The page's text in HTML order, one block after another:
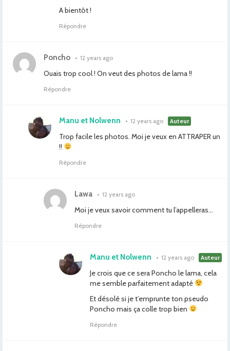
A bientôt !
Répondre
Poncho • 12 years ago
Ouais trop cool ! On veut des photos de lama !!
Répondre
Manu et Nolwenn • 12 years ago Auteur
Trop facile les photos. Moi je veux en ATTRAPER un
!!
Répondre
Lawa • 12 years ago
Moi je veux savoir comment tu l’appelleras…
Répondre
Manu et Nolwenn • 12 years ago Auteur
Je crois que ce sera Poncho le lama, cela
me semble parfaitement adapté
Et désolé si je t’emprunte ton pseudo
Poncho mais ça colle trop bien
Répondre